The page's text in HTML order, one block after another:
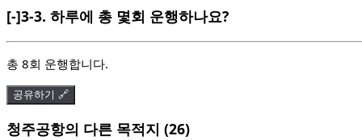
[-]3-3. 하루에 총 몇회 운행하나요?
총 8회 운행합니다.
공유하기 🔗
청주공항의 다른 목적지 (26)